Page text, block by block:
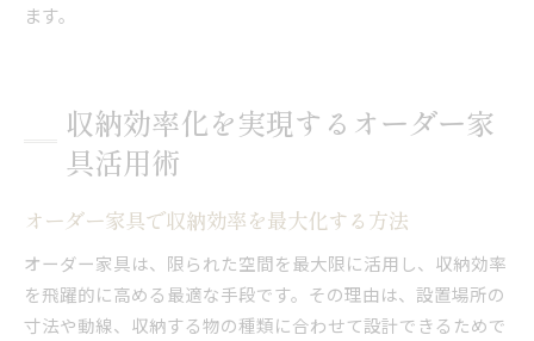
ます。
収納効率化を実現するオーダー家
具活用術
オーダー家具で収納効率を最大化する方法
オーダー家具は、限られた空間を最大限に活用し、収納効率
を飛躍的に高める最適な手段です。その理由は、設置場所の
寸法や動線、収納する物の種類に合わせて設計できるためで